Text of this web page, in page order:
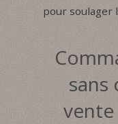
pour soulager
sans